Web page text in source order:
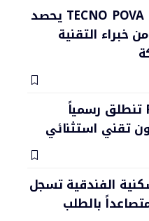
هاتف TECNO POVA 8 Pro 5G يحصد
خبراء التقنية
سلسلة POVA 8 تنطلق رسمياً
تقني استثنائي
الفندقية تسجل
بالطلب